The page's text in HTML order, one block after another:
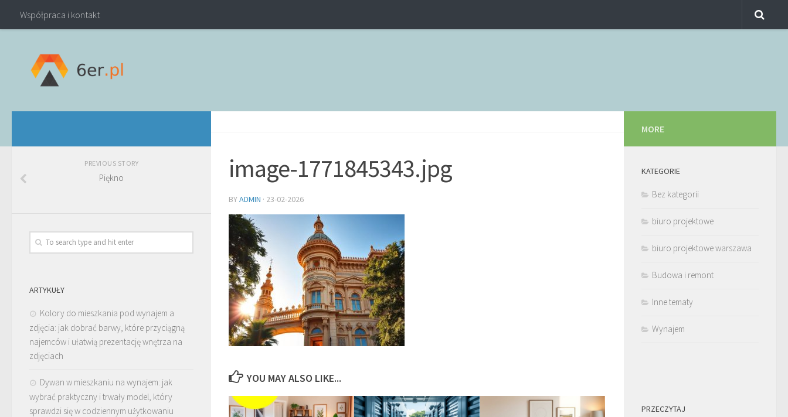
Współpraca i kontakt
image-1771845343.jpg
BYADMIN · 23-02-2026
YOU MAY ALSO LIKE...
PREVIOUS STORY
Piękno
ARTYKUŁY
Kolory do mieszkania pod wynajem a
zdjęcia: jak dobrać barwy, które przyciągną
najemców i ułatwią prezentację wnętrza na
zdjęciach
Dywan w mieszkaniu na wynajem: jak
wybrać praktyczny i trwały model, który
sprawdzi się w codziennym użytkowaniu
MORE
KATEGORIE
Bez kategorii
biuro projektowe
biuro projektowe warszawa
Budowa i remont
Inne tematy
Wynajem
PRZECZYTAJ